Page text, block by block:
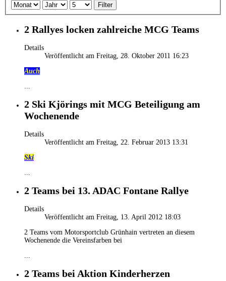
Filter
2 Rallyes locken zahlreiche MCG Teams
Details
Veröffentlicht am Freitag, 28. Oktober 2011 16:23
Auch
2 Ski Kjörings mit MCG Beteiligung am
Wochenende
Details
Veröffentlicht am Freitag, 22. Februar 2013 13:31
Ski
2 Teams bei 13. ADAC Fontane Rallye
Details
Veröffentlicht am Freitag, 13. April 2012 18:03
2 Teams vom Motorsportclub Grünhain vertreten an diesem
Wochenende die Vereinsfarben bei
2 Teams bei Aktion Kinderherzen